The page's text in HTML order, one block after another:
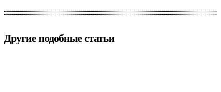
Другие подобные статьи